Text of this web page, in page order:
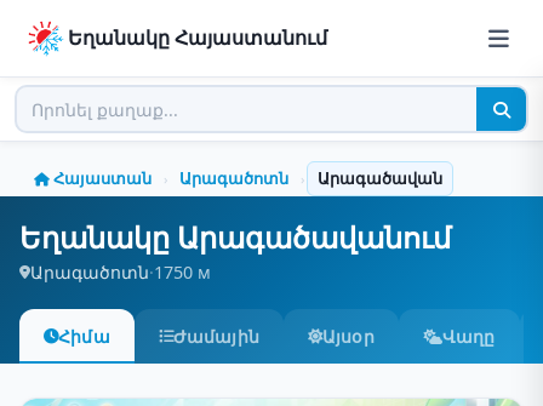
Եղանակը Հայաստանում
Հայաստան › Արագածոտն › Արագածավան
Եղանակը Արագածավանում
Արագածոտն·1750 м
Հիմա Ժամային Այսօր Վաղը